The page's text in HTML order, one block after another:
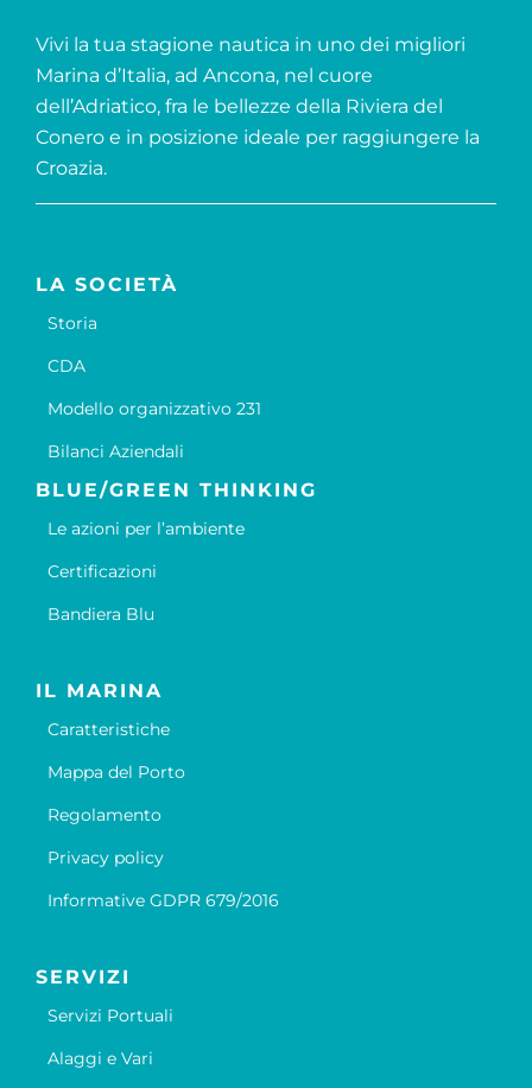
Vivi la tua stagione nautica in uno dei migliori
Marina d’Italia, ad Ancona, nel cuore
dell’Adriatico, fra le bellezze della Riviera del
Conero e in posizione ideale per raggiungere la
Croazia.
LA SOCIETÀ
Storia
CDA
Modello organizzativo 231
Bilanci Aziendali
BLUE/GREEN THINKING
Le azioni per l’ambiente
Certificazioni
Bandiera Blu
IL MARINA
Caratteristiche
Mappa del Porto
Regolamento
Privacy policy
Informative GDPR 679/2016
SERVIZI
Servizi Portuali
Alaggi e Vari